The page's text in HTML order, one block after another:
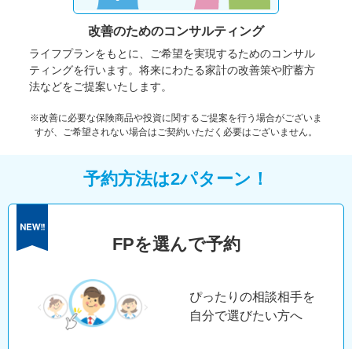
改善のためのコンサルティング
ライフプランをもとに、ご希望を実現するためのコンサル
ティングを行います。将来にわたる家計の改善策や貯蓄方
法などをご提案いたします。
※改善に必要な保険商品や投資に関するご提案を行う場合がございま
すが、ご希望されない場合はご契約いただく必要はございません。
予約方法は2パターン！
FPを選んで予約
ぴったりの相談相手を
自分で選びたい方へ